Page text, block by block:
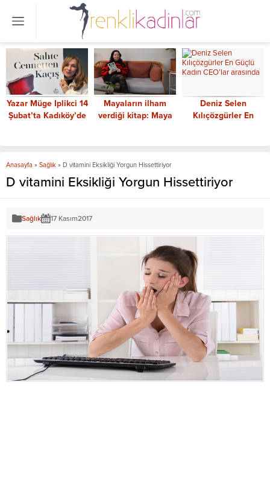
Yazar Müge Iplikci 14
Şubat’ta Kadıköy’de
Mayaların ilham
verdiği kitap: Maya
Deniz Selen
Kılıçözgürler En
Anasayfa » Sağlık » D vitamini Eksikliği Yorgun Hissettiriyor
D vitamini Eksikliği Yorgun Hissettiriyor
Sağlık 17 Kasım2017